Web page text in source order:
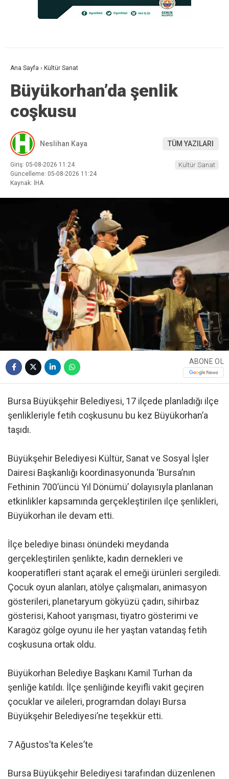
Ana Sayfa › Kültür Sanat
Büyükorhan’da şenlik
coşkusu
Neslihan Kaya TÜM YAZILARI
Giriş: 05-08-2026 11:24
Güncelleme: 05-08-2026 11:24
Kaynak: İHA
Kültür Sanat
ABONE OL
Bursa Büyükşehir Belediyesi, 17 ilçede planladığı ilçe
şenlikleriyle fetih coşkusunu bu kez Büyükorhan’a
taşıdı.
Büyükşehir Belediyesi Kültür, Sanat ve Sosyal İşler
Dairesi Başkanlığı koordinasyonunda ‘Bursa’nın
Fethinin 700’üncü Yıl Dönümü’ dolayısıyla planlanan
etkinlikler kapsamında gerçekleştirilen ilçe şenlikleri,
Büyükorhan ile devam etti.
İlçe belediye binası önündeki meydanda
gerçekleştirilen şenlikte, kadın dernekleri ve
kooperatifleri stant açarak el emeği ürünleri sergiledi.
Çocuk oyun alanları, atölye çalışmaları, animasyon
gösterileri, planetaryum gökyüzü çadırı, sihirbaz
gösterisi, Kahoot yarışması, tiyatro gösterimi ve
Karagöz gölge oyunu ile her yaştan vatandaş fetih
coşkusuna ortak oldu.
Büyükorhan Belediye Başkanı Kamil Turhan da
şenliğe katıldı. İlçe şenliğinde keyifli vakit geçiren
çocuklar ve aileleri, programdan dolayı Bursa
Büyükşehir Belediyesi’ne teşekkür etti.
7 Ağustos’ta Keles’te
Bursa Büyükşehir Belediyesi tarafından düzenlenen